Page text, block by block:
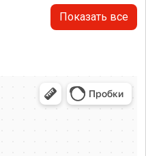
Показать все